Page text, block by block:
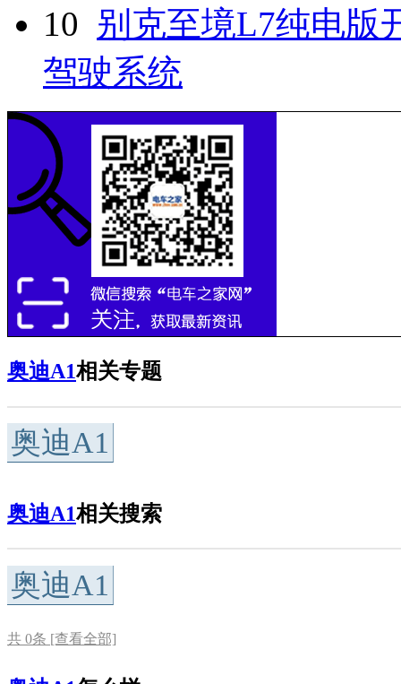
10 别克至境L7纯电版
驾驶系统
奥迪A1相关专题
奥迪A1
奥迪A1相关搜索
奥迪A1
共 0条 [查看全部]